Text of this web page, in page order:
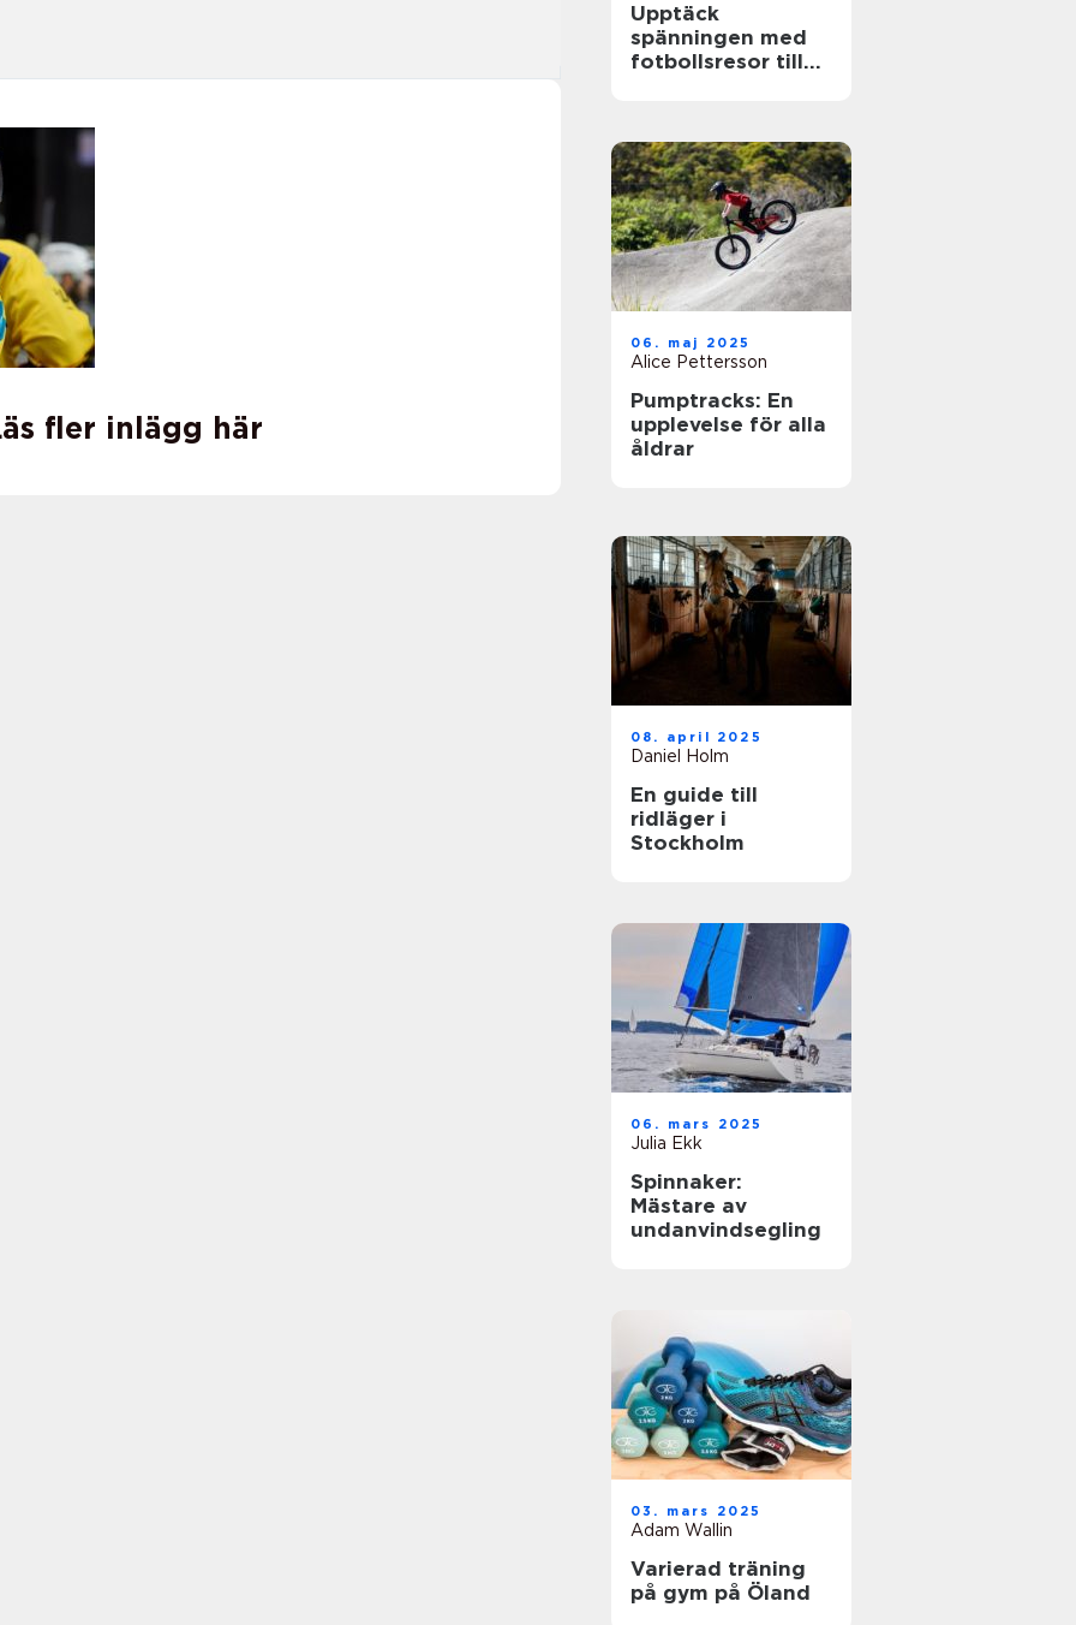
fler inlägg här
Upptäck
spänningen med
fotbollsresor till
06. maj 2025
Alice Pettersson
Pumptracks: En
upplevelse för alla
åldrar
08. april 2025
Daniel Holm
En guide till
ridläger i
Stockholm
06. mars 2025
Julia Ekk
Spinnaker:
Mästare av
undanvindsegling
03. mars 2025
Adam Wallin
Varierad träning
på gym på Öland